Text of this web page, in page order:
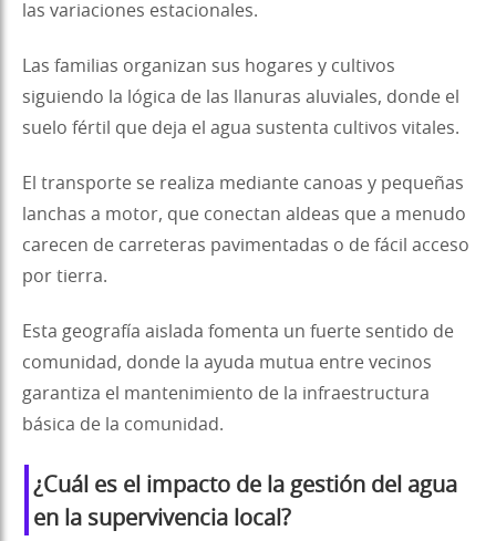
las variaciones estacionales.
Las familias organizan sus hogares y cultivos
siguiendo la lógica de las llanuras aluviales, donde el
suelo fértil que deja el agua sustenta cultivos vitales.
El transporte se realiza mediante canoas y pequeñas
lanchas a motor, que conectan aldeas que a menudo
carecen de carreteras pavimentadas o de fácil acceso
por tierra.
Esta geografía aislada fomenta un fuerte sentido de
comunidad, donde la ayuda mutua entre vecinos
garantiza el mantenimiento de la infraestructura
básica de la comunidad.
¿Cuál es el impacto de la gestión del agua
en la supervivencia local?